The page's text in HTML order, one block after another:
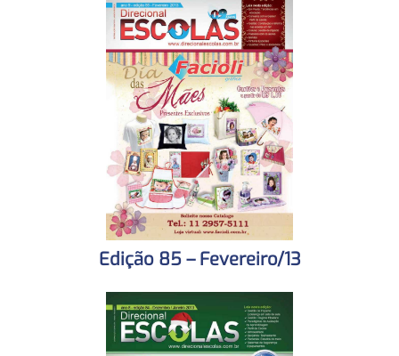
Edição 85 – Fevereiro/13